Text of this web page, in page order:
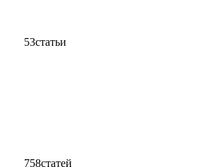
53статьи
758статей